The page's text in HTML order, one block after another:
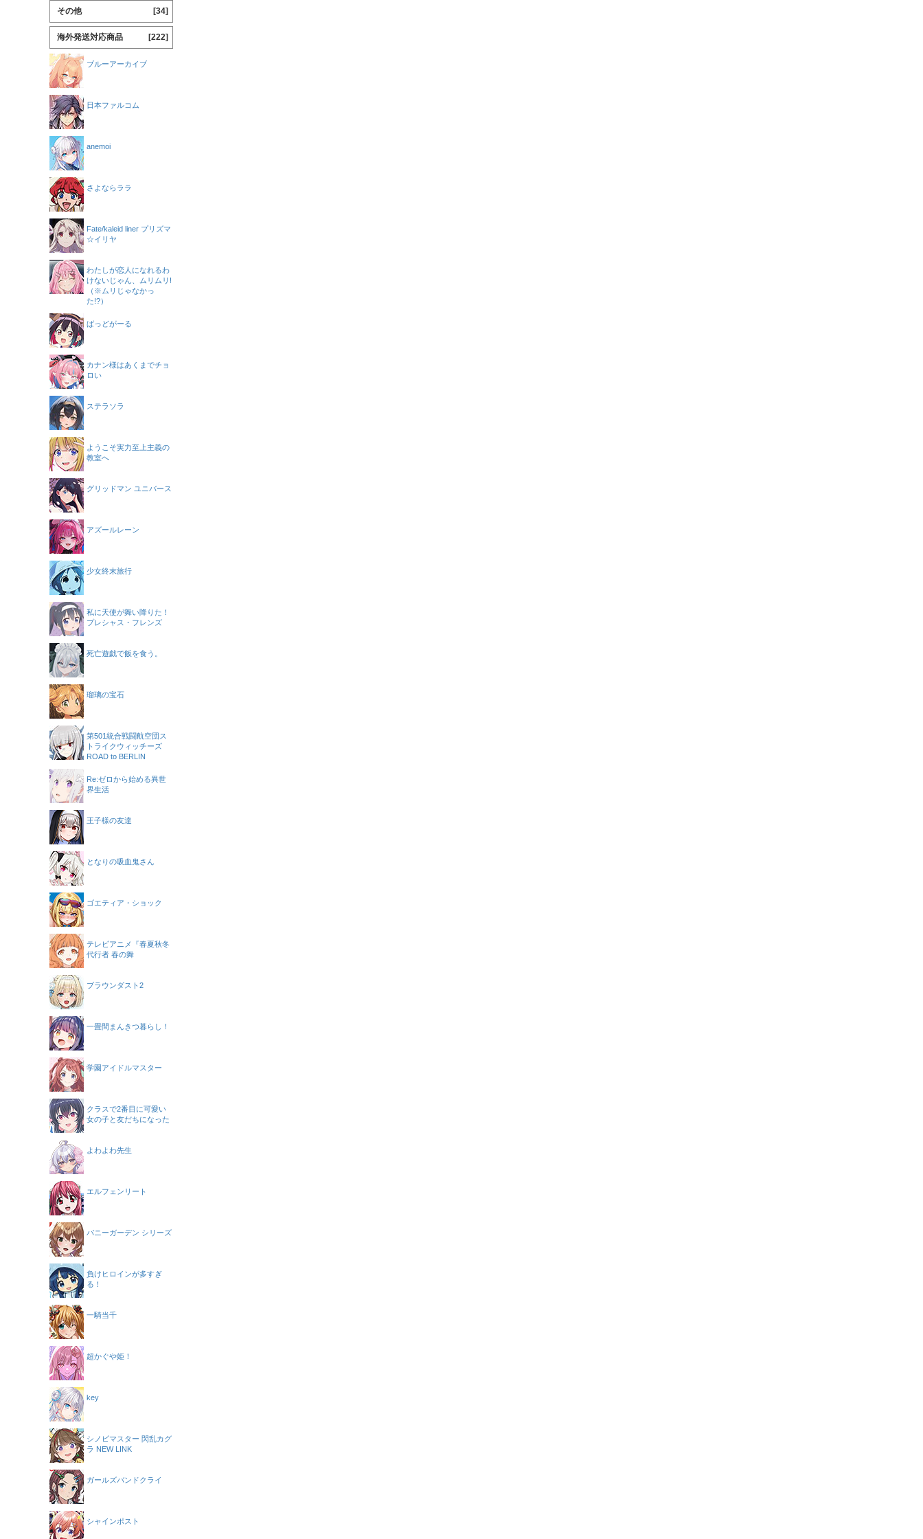
その他 [34]
海外発送対応商品 [222]
ブルーアーカイブ
日本ファルコム
anemoi
さよならララ
Fate/kaleid liner プリズマ
☆イリヤ
わたしが恋人になれるわ
けないじゃん、ムリムリ!
（※ムリじゃなかっ
た!?）
ばっどがーる
カナン様はあくまでチョ
ロい
ステラソラ
ようこそ実力至上主義の
教室へ
グリッドマン ユニバース
アズールレーン
少女終末旅行
私に天使が舞い降りた！
プレシャス・フレンズ
死亡遊戯で飯を食う。
瑠璃の宝石
第501統合戦闘航空団ス
トライクウィッチーズ
ROAD to BERLIN
Re:ゼロから始める異世
界生活
王子様の友達
となりの吸血鬼さん
ゴエティア・ショック
テレビアニメ『春夏秋冬
代行者 春の舞
ブラウンダスト2
一畳間まんきつ暮らし！
学園アイドルマスター
クラスで2番目に可愛い
女の子と友だちになった
よわよわ先生
エルフェンリート
バニーガーデン シリーズ
負けヒロインが多すぎ
る！
一騎当千
超かぐや姫！
key
シノビマスター 閃乱カグ
ラ NEW LINK
ガールズバンドクライ
シャインポスト